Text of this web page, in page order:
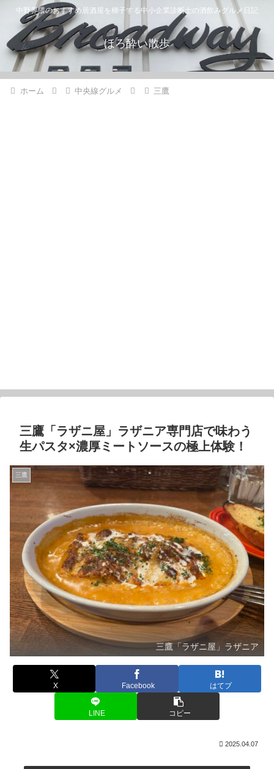
中野界隈のおすすめ居酒屋を梯子する中小企業診断士の酒飲みグルメ日記
ほろ酔い散歩
ホーム 中央線グルメ 三鷹
三鷹「ラザニ屋」ラザニア専門店で味わう
生パスタ×濃厚ミートソースの極上体験！
三鷹
三鷹「ラザニ屋」ラザニア
X Facebook はてブ
LINE コピー
2025.04.07